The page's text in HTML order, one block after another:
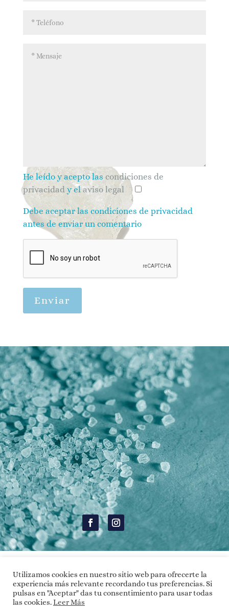
He leído y acepto las condiciones de
privacidady elaviso legal
Debe aceptar las condiciones de privacidad
antes de enviar un comentario
Enviar
RESERVA Y REGALA
© Salt Room Spain |
Utilizamos cookies en nuestro sitio web para ofrecerte la
experiencia más relevante recordando tus preferencias. Si
pulsas en "Aceptar" das tu consentimiento para usar todas
las cookies.Leer Más